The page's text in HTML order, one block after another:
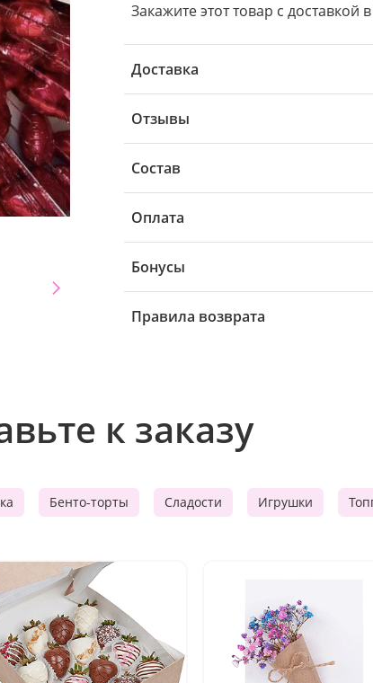
Закажите этот товар с доставкой
Доставка
Отзывы
Состав
Оплата
Бонусы
Правила возврата
к заказу
Бенто-торты Сладости Игрушки